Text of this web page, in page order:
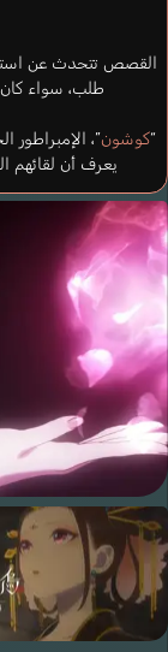
القصص تتحدث عن
طلب، سواء كان
“كوشون”، الإمبراطور
يعرف أن لقائهم